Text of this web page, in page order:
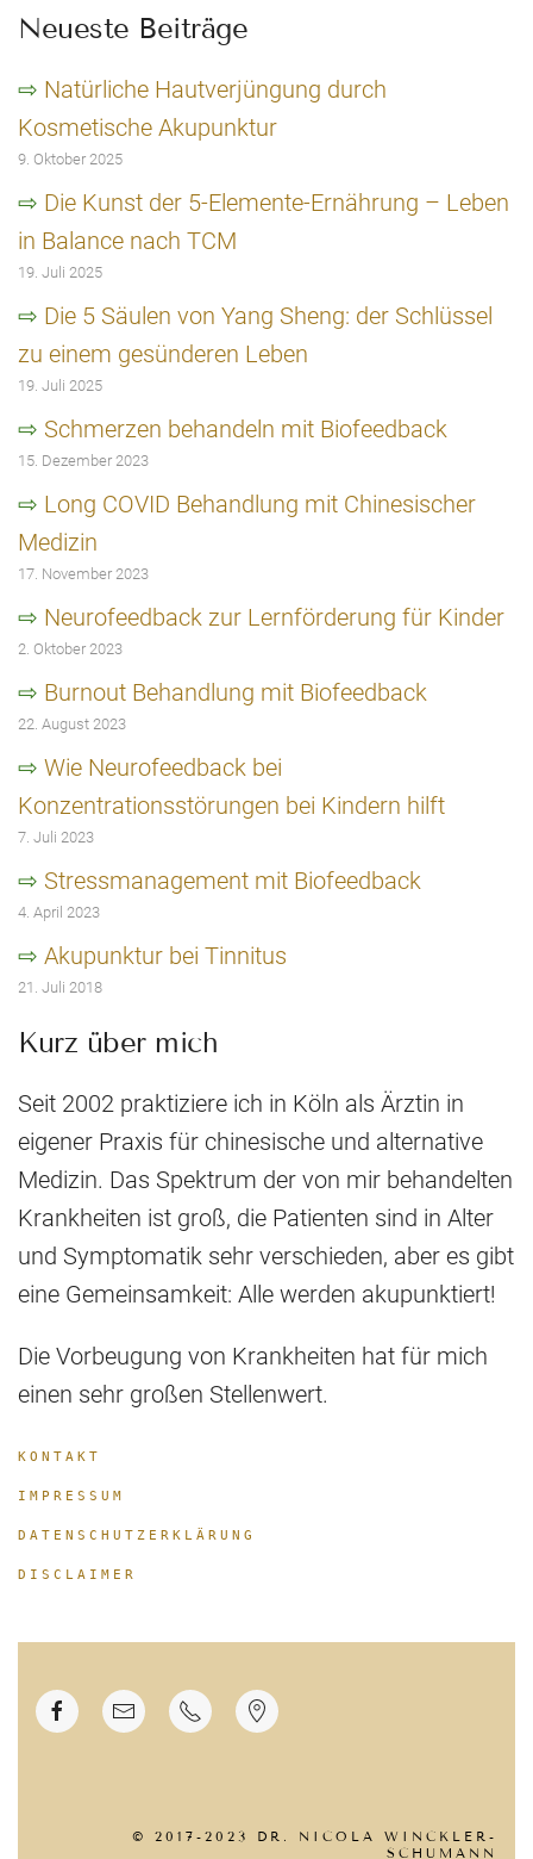
Neueste Beiträge
Natürliche Hautverjüngung durch
Kosmetische Akupunktur
9. Oktober 2025
Die Kunst der 5-Elemente-Ernährung – Leben
in Balance nach TCM
19. Juli 2025
Die 5 Säulen von Yang Sheng: der Schlüssel
zu einem gesünderen Leben
19. Juli 2025
Schmerzen behandeln mit Biofeedback
15. Dezember 2023
Long COVID Behandlung mit Chinesischer
Medizin
17. November 2023
Neurofeedback zur Lernförderung für Kinder
2. Oktober 2023
Burnout Behandlung mit Biofeedback
22. August 2023
Wie Neurofeedback bei
Konzentrationsstörungen bei Kindern hilft
7. Juli 2023
Stressmanagement mit Biofeedback
4. April 2023
Akupunktur bei Tinnitus
21. Juli 2018
Kurz über mich
Seit 2002 praktiziere ich in Köln als Ärztin in
eigener Praxis für chinesische und alternative
Medizin. Das Spektrum der von mir behandelten
Krankheiten ist groß, die Patienten sind in Alter
und Symptomatik sehr verschieden, aber es gibt
eine Gemeinsamkeit: Alle werden akupunktiert!
Die Vorbeugung von Krankheiten hat für mich
einen sehr großen Stellenwert.
KONTAKT
IMPRESSUM
DATENSCHUTZERKLÄRUNG
DISCLAIMER
© 2017-2023 DR. NICOLA WINCKLER-
SCHUMANN